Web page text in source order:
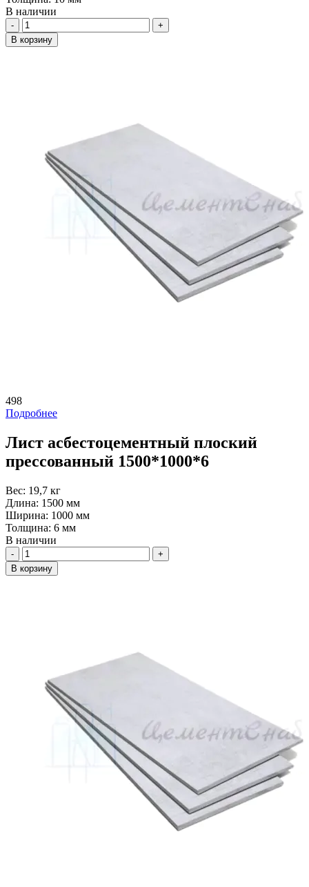
В наличии
Количество
В корзину
498
Подробнее
Лист асбестоцементный плоский
прессованный 1500*1000*6
Вес: 19,7 кг
Длина: 1500 мм
Ширина: 1000 мм
Толщина: 6 мм
В наличии
Количество
В корзину